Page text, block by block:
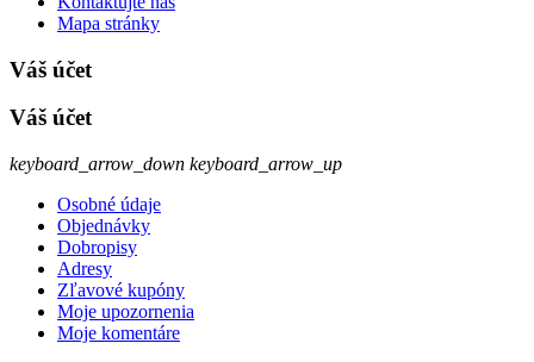
Mapa stránky
Váš účet
Váš účet
keyboard_arrow_down keyboard_arrow_up
Osobné údaje
Objednávky
Dobropisy
Adresy
Zľavové kupóny
Moje upozornenia
Moje komentáre